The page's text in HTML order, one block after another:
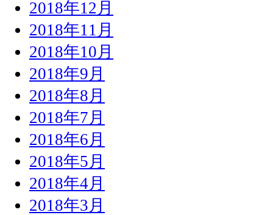
2018年12月
2018年11月
2018年10月
2018年9月
2018年8月
2018年7月
2018年6月
2018年5月
2018年4月
2018年3月